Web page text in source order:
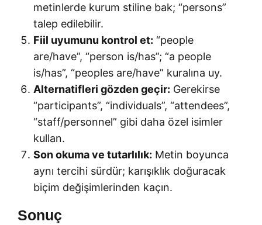
metinlerde kurum stiline bak; “persons”
talep edilebilir.
Fiil uyumunu kontrol et: “people
are/have”, “person is/has”; “a people
is/has”, “peoples are/have” kuralına uy.
Alternatifleri gözden geçir: Gerekirse
“participants”, “individuals”, “attendees”,
“staff/personnel” gibi daha özel isimler
kullan.
Son okuma ve tutarlılık: Metin boyunca
aynı tercihi sürdür; karışıklık doğuracak
biçim değişimlerinden kaçın.
Sonuç